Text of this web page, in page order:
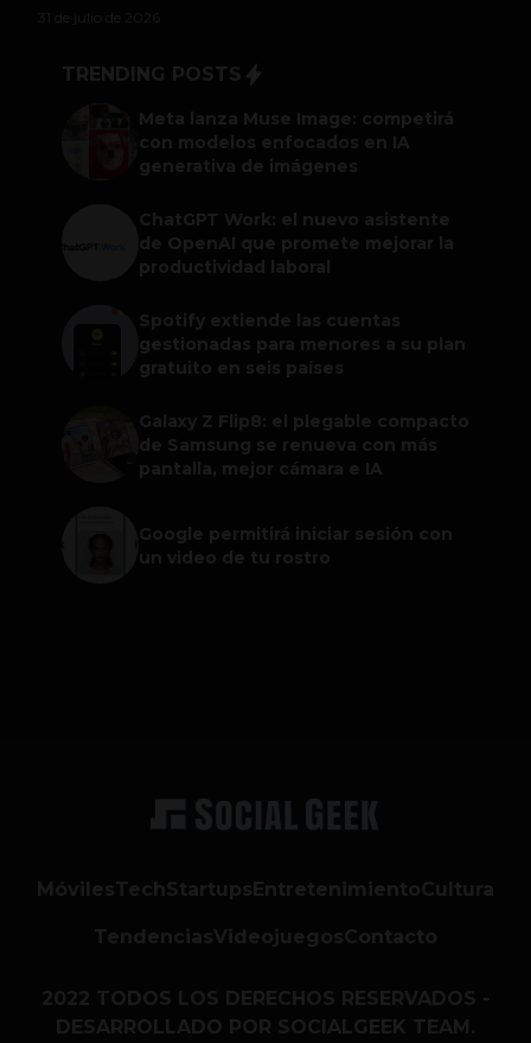
31 de julio de 2026
TRENDING POSTS
Meta lanza Muse Image: competirá
con modelos enfocados en IA
generativa de imágenes
ChatGPT Work: el nuevo asistente
de OpenAI que promete mejorar la
productividad laboral
Spotify extiende las cuentas
gestionadas para menores a su plan
gratuito en seis países
Galaxy Z Flip8: el plegable compacto
de Samsung se renueva con más
pantalla, mejor cámara e IA
Google permitirá iniciar sesión con
un video de tu rostro